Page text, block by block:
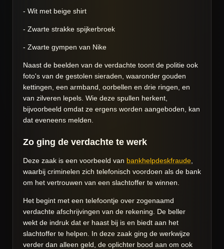
- Wit met beige shirt
- Zwarte strakke spijkerbroek
- Zwarte gympen van Nike
Naast de beelden van de verdachte toont de politie ook
foto's van de gestolen sieraden, waaronder gouden
kettingen, een armband, oorbellen en drie ringen, en
van zilveren lepels. Wie deze spullen herkent,
bijvoorbeeld omdat ze ergens worden aangeboden, kan
dat eveneens melden.
Zo ging de verdachte te werk
Deze zaak is een voorbeeld van bankhelpdeskfraude
waarbij criminelen zich telefonisch voordoen als de bank
om het vertrouwen van een slachtoffer te winnen.
Het begint met een telefoontje over zogenaamd
verdachte afschrijvingen van de rekening. De beller
wekt de indruk dat er haast bij is en biedt aan het
slachtoffer te helpen. In deze zaak ging de werkwijze
verder dan alleen geld, de oplichter bood aan om ook